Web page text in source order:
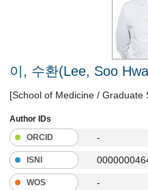
이, 수환(Lee, Soo
[School of Medicine / Graduate
Author IDs
ORCID
-
ISNI
WOS -